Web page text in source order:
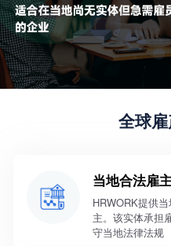
全球
当地合法雇
HRWORK提供
主。该实体承担
守当地法律法规